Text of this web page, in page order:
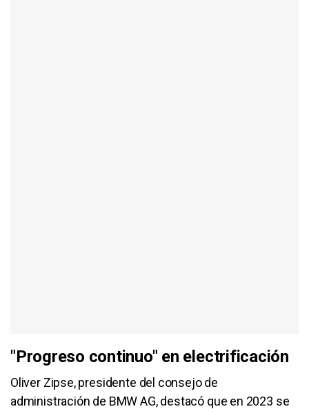
"Progreso continuo" en electrificación
Oliver Zipse, presidente del consejo de
administración de BMW AG, destacó que en 2023 se